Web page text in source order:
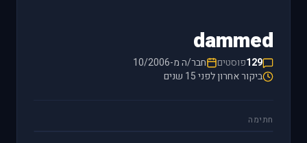
dammed
129פוסטים
חבר/ה מ-10/2006
ביקור אחרון לפני 15 שנים
חתימה